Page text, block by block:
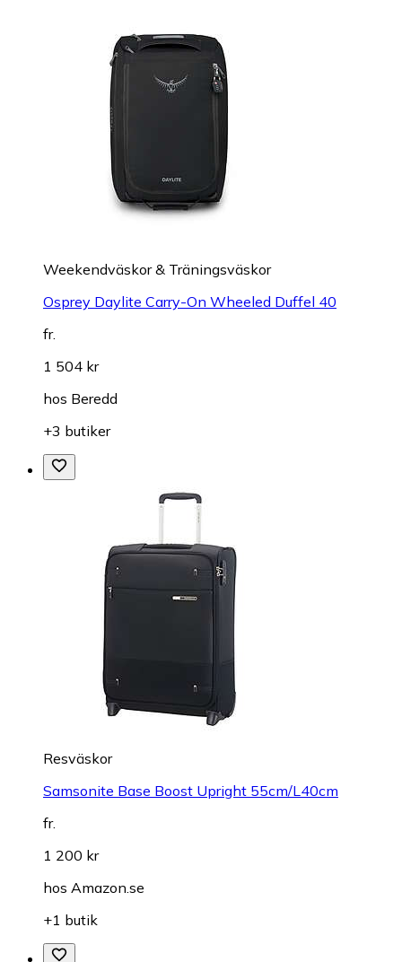
Weekendväskor & Träningsväskor
Osprey Daylite Carry-On Wheeled Duffel 40
fr.
1 504 kr
hos Beredd
+3 butiker
Resväskor
Samsonite Base Boost Upright 55cm/L40cm
fr.
1 200 kr
hos Amazon.se
+1 butik